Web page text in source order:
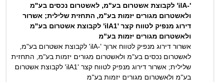
'-ilA' לקבוצת אשטרום בע"מ, לאשטרום נכסים בע"מ
ולאשטרום מגורים יזמות בע"מ, התחזית שלילית; אשרור
דירוג מנפיק לטווח קצר 'ilA1' לקבוצת אשטרום בע"מ
ולאשטרום מגורים יזמות בע"מ
אשרור דירוג מנפיק לטווח ארוך '-ilA' לקבוצת אשטרום בע"מ,
לאשטרום נכסים בע"מ ולאשטרום מגורים יזמות בע"מ, התחזית
שלילית; אשרור דירוג מנפיק לטווח קצר 'ilA1' לקבוצת אשטרום
בע"מ ולאשטרום מגורים יזמות בע"מ